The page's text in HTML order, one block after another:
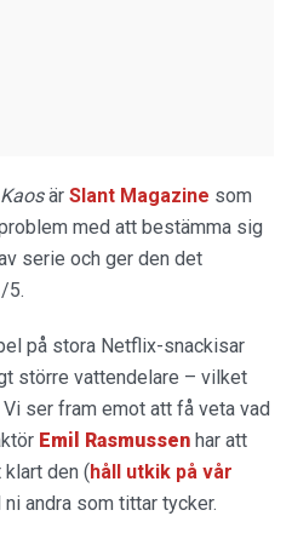
Kaosär Slant Magazine som
med att bestämma sig
serie och ger den det
5.
på stora Netflix-snackisar
större vattendelare – vilket
ser fram emot att få veta vad
Emil Rasmussen har att
den ( håll utkik på vår
ni andra som tittar tycker.